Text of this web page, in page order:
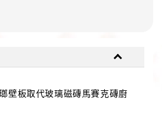
壁板取代玻璃磁磚馬賽克磚廚